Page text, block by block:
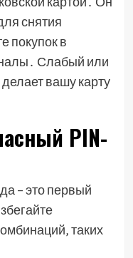
снятия
покупок в
Слабый или
вашу карту
PIN-
– это первый
таких